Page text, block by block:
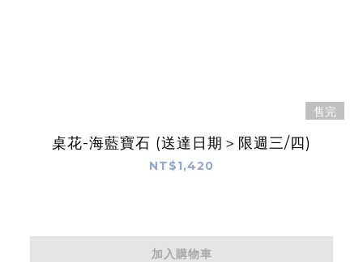
售完
桌花-海藍寶石 (送達日期＞限週三/四)
NT$1,420
加入購物車